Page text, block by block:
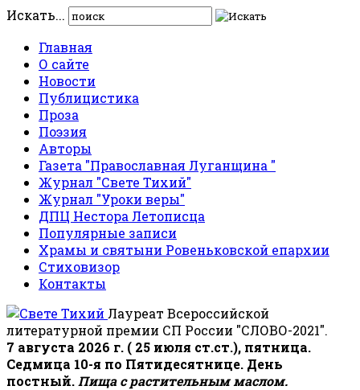
Искать...
Главная
О сайте
Новости
Публицистика
Проза
Поэзия
Авторы
Газета "Православная Луганщина "
Журнал "Свете Тихий"
Журнал "Уроки веры"
ДПЦ Нестора Летописца
Популярные записи
Храмы и святыни Ровеньковской епархии
Стиховизор
Контакты
Лауреат Всероссийской
литературной премии СП России "СЛОВО-2021".
7 августа 2026 г. ( 25 июля ст.ст.), пятница.
Седмица 10-я по Пятидесятнице. День
постный. Пища с растительным маслом.